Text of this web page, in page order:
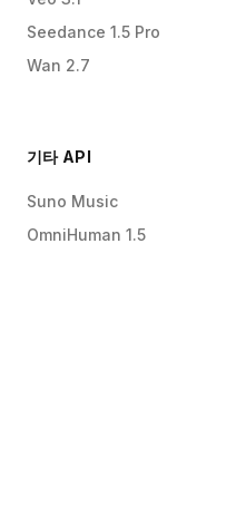
Seedance 1.5 Pro
Wan 2.7
기타 API
Suno Music
OmniHuman 1.5